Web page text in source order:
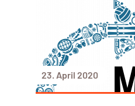
23. April 2020